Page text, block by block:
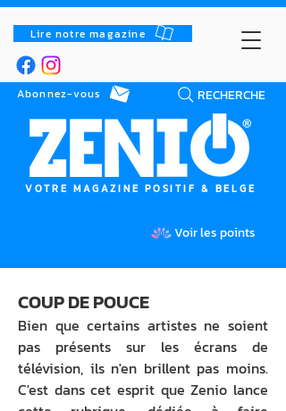
Lire notre magazine
RECHERCHE
Abonnez-vous
VOTRE MAGAZINE POSITIF & BELGE
Voir les points
COUP DE POUCE
Bien que certains artistes ne soient
pas présents sur les écrans de
télévision, ils n'en brillent pas moins.
C'est dans cet esprit que Zenio lance